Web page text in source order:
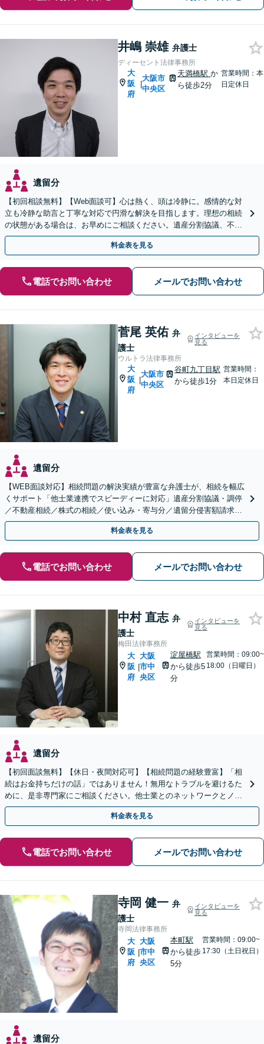
井嶋 崇雄 弁護士
ディーセント法律事務所
大
阪
府
|
大阪市
中央区
天満橋駅か
ら徒歩2分
営業時間：本
日定休日
遺留分
【初回相談無料】【Web面談可】心は熱く、頭は冷静に。感情的な対
立も冷静な助言と丁寧な対応で円滑な解決を目指します。理想の相続
の状態がある場合は、お早めにご相談ください。遺産分割協議、不動
産相続、遺留分など【休日・夜間面談可】【北浜駅1分】
料金表を見る
電話でお問い合わせ メールでお問い合わせ
菅尾 英佑 弁
護士
インタビューを
見る
ウルトラ法律事務所
大
阪
府
|
大阪市
中央区
谷町九丁目駅
から徒歩1分
営業時間：
本日定休日
遺留分
【WEB面談対応】相続問題の解決実績が豊富な弁護士が、相続を幅広
くサポート「他士業連携でスピーディーに対応」遺産分割協議・調停
／不動産相続／株式の相続／使い込み・寄与分／遺留分侵害額請求／
相続放棄（借金の相続）／遺言書作成
料金表を見る
電話でお問い合わせ メールでお問い合わせ
中村 直志 弁
護士
インタビューを
見る
梅田法律事務所
大
阪
府
|
大阪
市中
央区
淀屋橋駅
から徒歩5
分
営業時間：09:00~
18:00（日曜日）
遺留分
【初回面談無料】【休日・夜間対応可】【相続問題の経験豊富】「相
続はお金持ちだけの話」ではありません！無用なトラブルを避けるた
めに、是非専門家にご相談ください。他士業とのネットワークとノウ
ハウを駆使して最後まで寄り添ってサポートします。
料金表を見る
電話でお問い合わせ メールでお問い合わせ
寺岡 健一 弁
護士
インタビューを
見る
寺岡法律事務所
大
阪
府
|
大阪
市中
央区
本町駅
から徒歩
5分
営業時間：09:00~
17:30（土日祝日）
遺留分